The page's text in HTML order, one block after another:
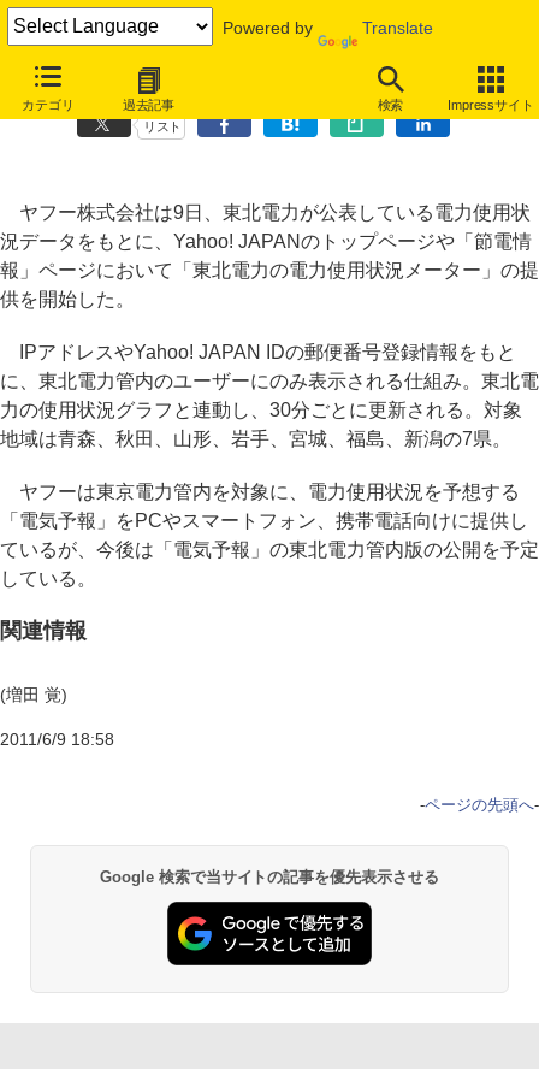
Powered by Translate
カテゴリ 過去記事 検索 Impressサイト
ヤフー、東北電力「電力の使用状況」メーターの提供を開始
リスト
ヤフー株式会社は9日、東北電力が公表している電力使用状
況データをもとに、Yahoo! JAPANのトップページや「節電情
報」ページにおいて「東北電力の電力使用状況メーター」の提
供を開始した。
IPアドレスやYahoo! JAPAN IDの郵便番号登録情報をもと
に、東北電力管内のユーザーにのみ表示される仕組み。東北電
力の使用状況グラフと連動し、30分ごとに更新される。対象
地域は青森、秋田、山形、岩手、宮城、福島、新潟の7県。
ヤフーは東京電力管内を対象に、電力使用状況を予想する
「電気予報」をPCやスマートフォン、携帯電話向けに提供し
ているが、今後は「電気予報」の東北電力管内版の公開を予定
している。
関連情報
(増田 覚)
2011/6/9 18:58
-ページの先頭へ-
Google 検索で当サイトの記事を優先表示させる